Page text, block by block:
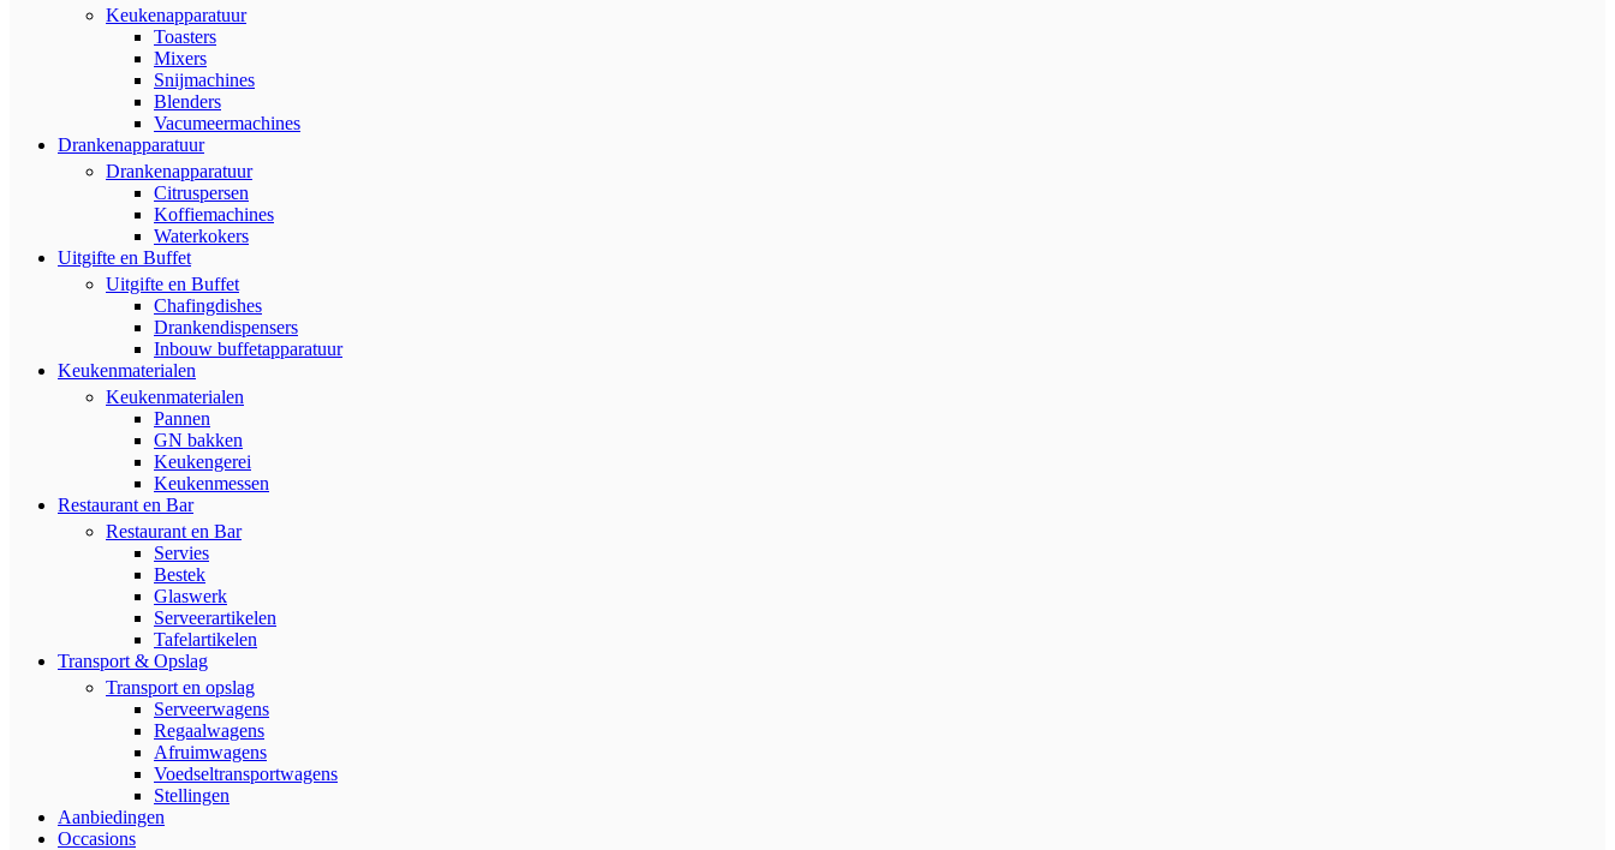
Keukenapparatuur
Toasters
Mixers
Snijmachines
Blenders
Vacumeermachines
Drankenapparatuur
Drankenapparatuur
Citruspersen
Koffiemachines
Waterkokers
Uitgifte en Buffet
Uitgifte en Buffet
Chafingdishes
Drankendispensers
Inbouw buffetapparatuur
Keukenmaterialen
Keukenmaterialen
Pannen
GN bakken
Keukengerei
Keukenmessen
Restaurant en Bar
Restaurant en Bar
Servies
Bestek
Glaswerk
Serveerartikelen
Tafelartikelen
Transport & Opslag
Transport en opslag
Serveerwagens
Regaalwagens
Afruimwagens
Voedseltransportwagens
Stellingen
Aanbiedingen
Occasions